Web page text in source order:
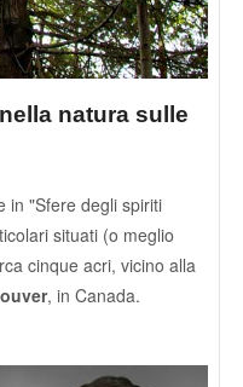
natura sulle
in "Sfere degli spiriti
situati (o meglio
cinque acri, vicino alla
, in Canada.